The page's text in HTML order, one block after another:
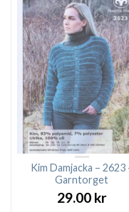
Kim Damjacka – 2623
Garntorget
29.00 kr